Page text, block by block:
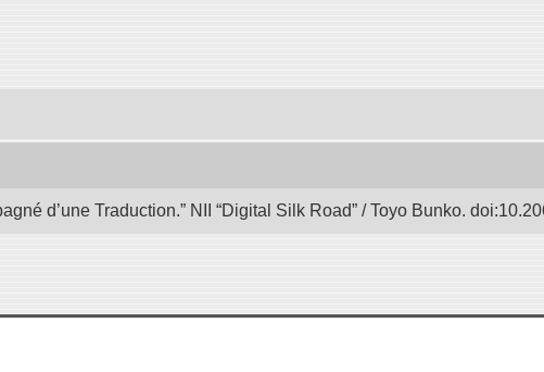
d’une Traduction.” NII “Digital Silk Road” / Toyo Bunko.